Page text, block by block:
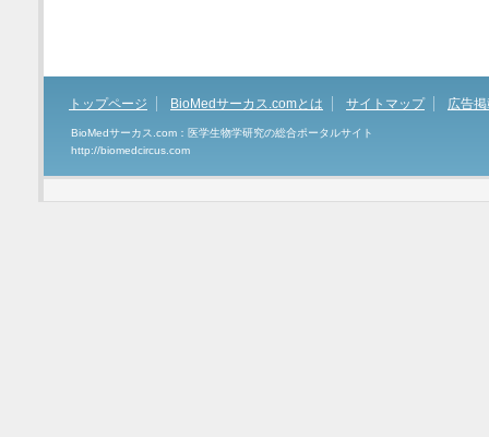
トップページ BioMedサーカス.comとは サイトマップ 広告
BioMedサーカス.com：医学生物学研究の総合ポータルサイト
http://biomedcircus.com